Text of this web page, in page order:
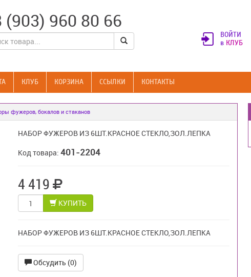
(903) 960 80 66
ВОЙТИ
в КЛУБ
КЛУБ КОРЗИНА CСЫЛКИ КОНТАКТЫ
фужеров, бокалов и стаканов
НАБОР ФУЖЕРОВ ИЗ 6ШТ.КРАСНОЕ СТЕКЛО,ЗОЛ.ЛЕПКА
Код товара: 401-2204
4 419
КУПИТЬ
НАБОР ФУЖЕРОВ ИЗ 6ШТ.КРАСНОЕ СТЕКЛО,ЗОЛ.ЛЕПКА
Обсудить (0)